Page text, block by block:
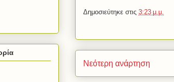
Δημοσιεύτηκε στις 3:23 μ.μ.
Νεότερη ανάρτηση